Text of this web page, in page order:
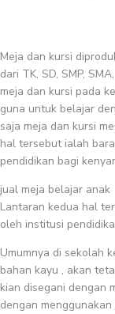
Meja dan kursi
dari TK, SD, SMP,
meja dan kursi pada
guna untuk belajar
saja meja dan kursi
hal tersebut ialah
pendidikan bagi
jual meja belajar anak
Lantaran kedua hal
oleh institusi
Umumnya di sekolah
bahan kayu , akan
kian disegani dengan
dengan